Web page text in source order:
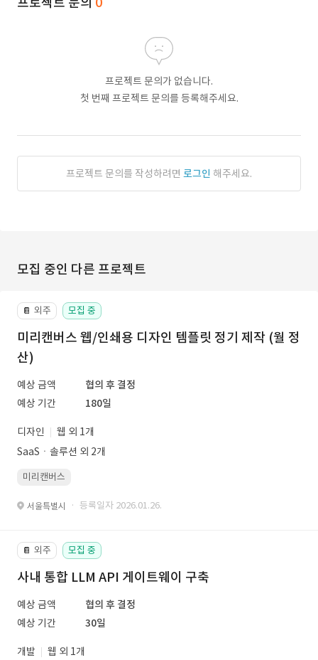
프로젝트 문의가 없습니다.
첫 번째 프로젝트 문의를 등록해주세요.
프로젝트 문의를 작성하려면 로그인 해주세요.
모집 중인 다른 프로젝트
📔 외주 모집 중
미리캔버스 웹/인쇄용 디자인 템플릿 정기 제작 (월 정
산)
예상 금액
협의 후 결정
예상 기간
180일
디자인
웹 외 1개
SaaSㆍ솔루션 외 2개
미리캔버스
서울특별시 · 등록일자 2026.01.26.
📔 외주 모집 중
사내 통합 LLM API 게이트웨이 구축
예상 금액
협의 후 결정
예상 기간
30일
개발
웹 외 1개